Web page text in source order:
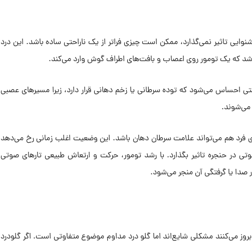
تاثیر نمی‌گذارد، ممکن است چیزی فراتر از یک ناراحتی ساده باشد. این درد
که یک تومور روی اعصاب و بافت‌های اطراف گوش وارد می‌کند.
احساس می‌شود که توده‌ سرطانی یا زخم دهانی قرار دارد، زیرا مسیرهای عصبی
می‌شوند.
فرد هم می‌تواند علامت سرطان دهان باشد. این وضعیت اغلب زمانی رخ می‌دهد
در حنجره تاثیر بگذارد. با رشد تومور، حرکت و ارتعاش طبیعی تارهای صوتی
یا گرفتگی آن منجر می‌شود.
بروز می‌کنند مشکلی شایع‌اند اما گلو درد مداوم موضوع متفاوتی است. اگر گلو‌درد